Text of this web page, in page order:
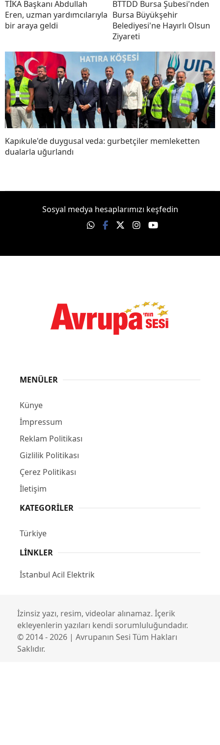
TİKA Başkanı Abdullah
Eren, uzman yardımcılarıyla
bir araya geldi
BTTDD Bursa Şubesi'nden
Bursa Büyükşehir
Belediyesi'ne Hayırlı Olsun
Ziyareti
Kapıkule'de duygusal veda: gurbetçiler memleketten
dualarla uğurlandı
Sosyal medya hesaplarımızı keşfedin
MENÜLER
Künye
İmpressum
Reklam Politikası
Gizlilik Politikası
Çerez Politikası
İletişim
KATEGORILER
Türkiye
LINKLER
İstanbul Acil Elektrik
İzinsiz yazı, resim, videolar alınamaz. İçerik
ekleyenlerin yazıları kendi sorumluluğundadır.
© 2014 - 2026 | Avrupanın Sesi Tüm Hakları
Saklıdır.